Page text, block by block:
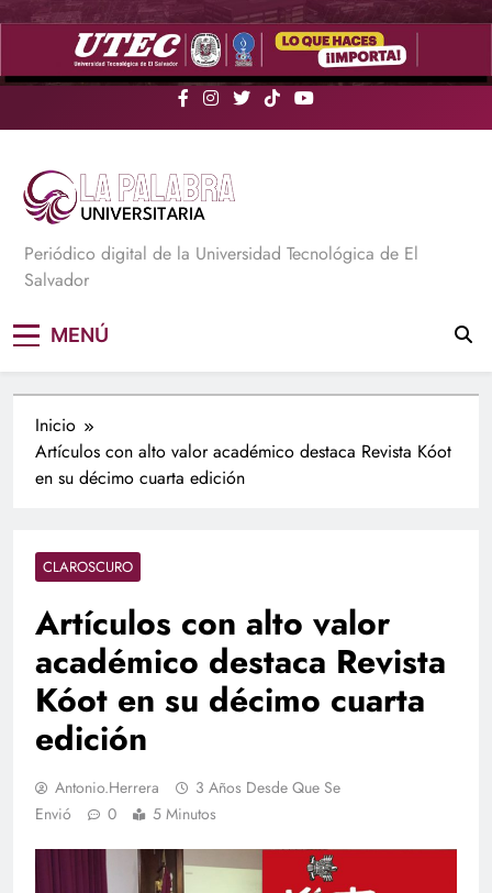
Saltar
La Palabra Universitaria
Periódico digital de la Universidad Tecnológica de El
Salvador
MENÚ
Inicio
Artículos con alto valor académico destaca Revista Kóot
en su décimo cuarta edición
CLAROSCURO
Artículos con alto valor
académico destaca Revista
Kóot en su décimo cuarta
edición
Antonio.herrera
3 Años Desde Que Se
Envió
0 5 Minutos